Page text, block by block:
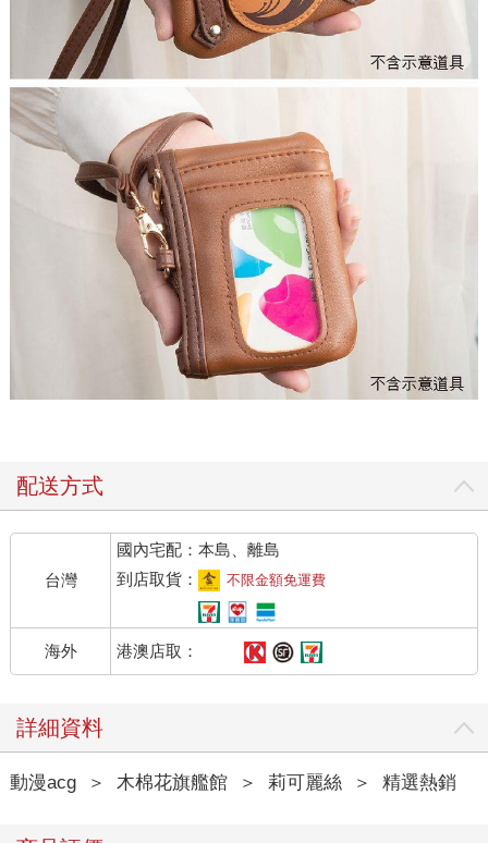
配送方式
台灣
國內宅配：本島、離島
到店取貨：
不限金額免運費
海外 港澳店取：
詳細資料
動漫acg ＞ 木棉花旗艦館 ＞ 莉可麗絲 ＞ 精選熱銷